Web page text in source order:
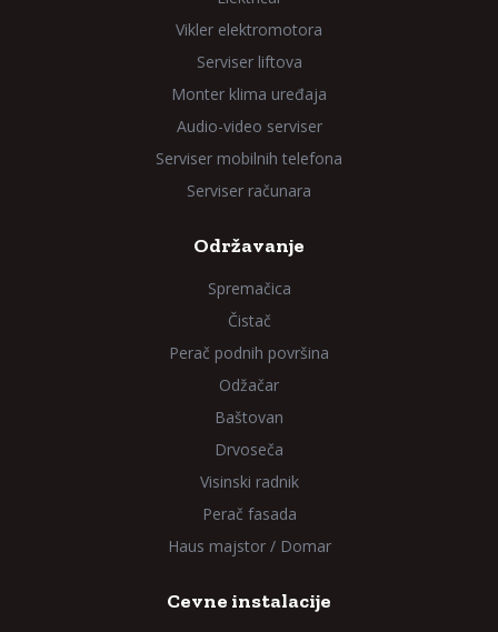
Vikler elektromotora
Serviser liftova
Monter klima uređaja
Audio-video serviser
Serviser mobilnih telefona
Serviser računara
Održavanje
Spremačica
Čistač
Perač podnih površina
Odžačar
Baštovan
Drvoseča
Visinski radnik
Perač fasada
Haus majstor / Domar
Cevne instalacije